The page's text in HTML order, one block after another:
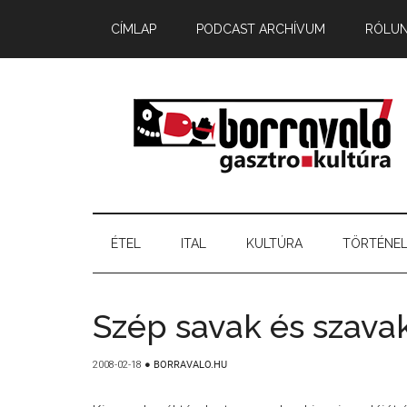
CÍMLAP PODCAST ARCHÍVUM
ÉTEL ITAL KULTÚRA
Szép savak és
2008-02-18 ● BORRAVALO.HU